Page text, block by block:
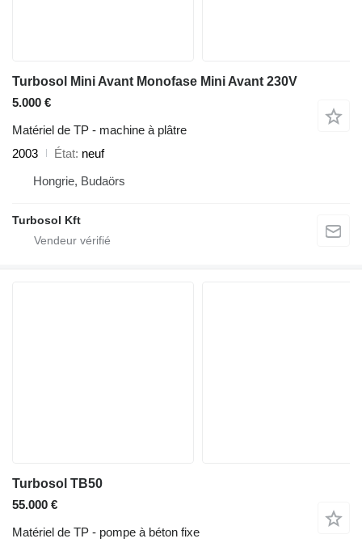
Turbosol Mini Avant Monofase Mini Avant 230V
5.000 €
Matériel de TP - machine à plâtre
2003
État neuf
Hongrie, Budaörs
Turbosol Kft
Turbosol TB50
55.000 €
Matériel de TP - pompe à béton fixe